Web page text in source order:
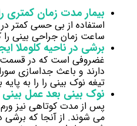
بیمار مدت زمان کمتری
استفاده از بی حسی کمتر
ساعت زمانجراحی بینی
برشی در ناحیه کلوملا
غضروفی است که در قسمت
دارند و باعث جداسازی
تیغه نوک بینی را را به
نوک بینی بعد عمل
پس از مدت کوتاهی نیز
می شوند. از آنجا که برشی